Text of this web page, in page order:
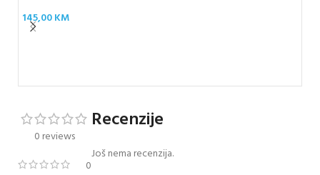
145,00KM
0 reviews
0
Recenzije
Još nema recenzija.